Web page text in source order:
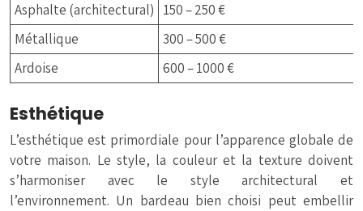
Asphalte (architectural) 150 – 250 €
Métallique
300 – 500 €
Ardoise
600 – 1000 €
Esthétique
L’esthétique est primordiale pour l’apparence globale de
votre maison. Le style, la couleur et la texture doivent
s’harmoniser avec le style architectural et
l’environnement. Un bardeau bien choisi peut embellir